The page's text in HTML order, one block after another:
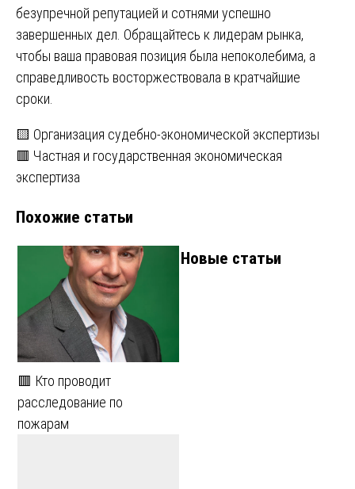
безупречной репутацией и сотнями успешно
завершенных дел. Обращайтесь к лидерам рынка,
чтобы ваша правовая позиция была непоколебима, а
справедливость восторжествовала в кратчайшие
сроки.
Навигация
по
🟨 Организация судебно-экономической экспертизы
🟥 Частная и государственная экономическая
экспертиза
Похожие статьи
🟥 Кто проводит
расследование по
пожарам
Новые статьи